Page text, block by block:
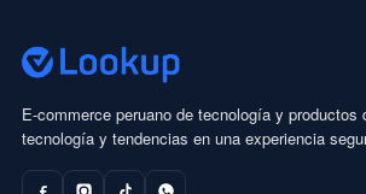
E-commerce peruano de tecnología y productos
tecnología y tendencias en una experiencia